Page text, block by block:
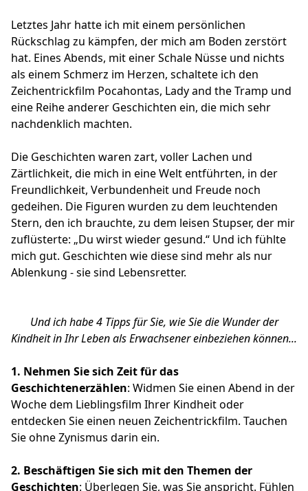
Letztes Jahr hatte ich mit einem persönlichen
Rückschlag zu kämpfen, der mich am Boden zerstört
hat. Eines Abends, mit einer Schale Nüsse und nichts
als einem Schmerz im Herzen, schaltete ich den
Zeichentrickfilm Pocahontas, Lady and the Tramp und
eine Reihe anderer Geschichten ein, die mich sehr
nachdenklich machten.
Die Geschichten waren zart, voller Lachen und
Zärtlichkeit, die mich in eine Welt entführten, in der
Freundlichkeit, Verbundenheit und Freude noch
gedeihen. Die Figuren wurden zu dem leuchtenden
Stern, den ich brauchte, zu dem leisen Stupser, der mir
zuflüsterte: „Du wirst wieder gesund.“ Und ich fühlte
mich gut. Geschichten wie diese sind mehr als nur
Ablenkung - sie sind Lebensretter.
Und ich habe 4 Tipps für Sie, wie Sie die Wunder der
Kindheit in Ihr Leben als Erwachsener einbeziehen können...
1. Nehmen Sie sich Zeit für das
Geschichtenerzählen: Widmen Sie einen Abend in der
Woche dem Lieblingsfilm Ihrer Kindheit oder
entdecken Sie einen neuen Zeichentrickfilm. Tauchen
Sie ohne Zynismus darin ein.
2. Beschäftigen Sie sich mit den Themen der
Geschichten: Überlegen Sie, was Sie anspricht. Fühlen